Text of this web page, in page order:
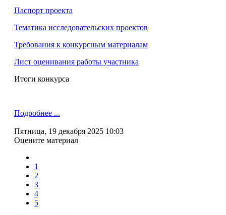
Паспорт проекта
Тематика исследовательских проектов
Требования к конкурсным материалам
Лист оценивания работы участника
Итоги конкурса
Подробнее ...
Пятница, 19 декабря 2025 10:03
Оцените материал
1
2
3
4
5